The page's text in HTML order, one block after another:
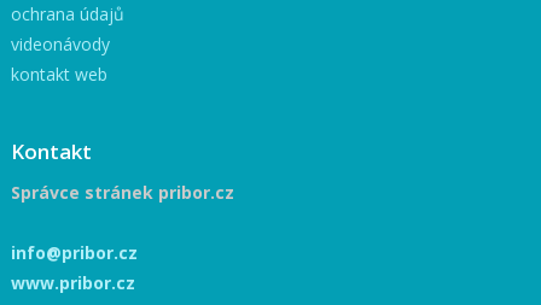
ochrana údajů
videonávody
kontakt web
Kontakt
Správce stránek pribor.cz
info@pribor.cz
www.pribor.cz